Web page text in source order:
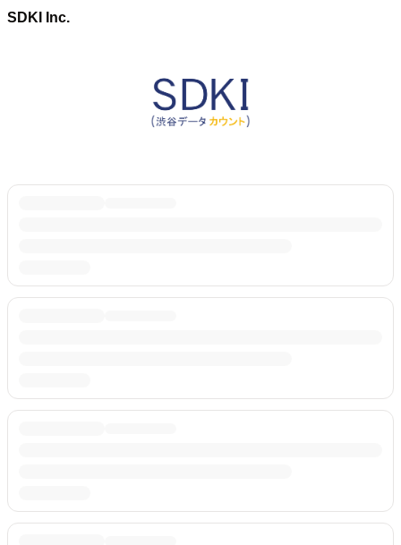
SDKI Inc.